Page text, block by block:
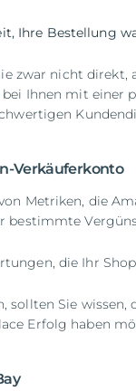
Ihre Bestellung
zwar nicht
Ihnen mit einer
Verkäuferkonto
Metriken, die
bestimmte
die Ihr
sollten Sie
Erfolg haben